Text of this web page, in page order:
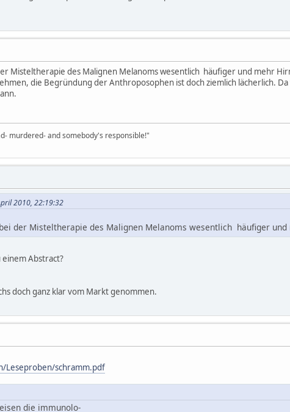
Misteltherapie des Malignen Melanoms wesentlich häufiger und mehr
die Begründung der Anthroposophen ist doch ziemlich lächerlich.
murdered- and somebody's responsible!"
2010, 22:19:32
der Misteltherapie des Malignen Melanoms wesentlich häufiger
einem Abstract?
doch ganz klar vom Markt genommen.
Leseproben/schramm.pdf
die immunolo-